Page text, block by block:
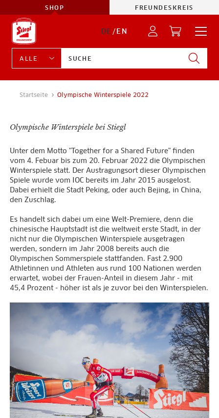
SHOP FREUNDESKREIS
DE/EN
Startseite Olympische Winterspiele 2022
Olympische Winterspiele bei Stiegl
Unter dem Motto "Together for a Shared Future" finden
vom 4. Febuar bis zum 20. Februar 2022 die Olympischen
Winterspiele statt. Der Austragungsort dieser Olympischen
Spiele wurde vom IOC bereits im Jahr 2015 ausgelost.
Dabei erhielt die Stadt Peking, oder auch Bejing, in China,
den Zuschlag.
Es handelt sich dabei um eine Welt-Premiere, denn die
chinesische Hauptstadt ist die weltweit erste Stadt, in der
nicht nur die Olympischen Winterspiele ausgetragen
werden, sondern im Jahr 2008 bereits auch die
Olympischen Sommerspiele stattfanden. Fast 2.900
Athletinnen und Athleten aus rund 100 Nationen werden
erwartet, wobei der Frauen-Anteil in diesem Jahr - mit
45,4 Prozent - höher ist als je zuvor bei den Winterspielen.